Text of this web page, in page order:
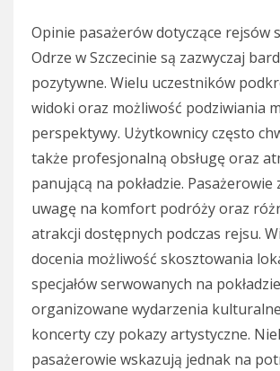
Opinie pasażerów dotyczące rejsów
Odrze w Szczecinie są zazwyczaj
pozytywne. Wielu uczestników
widoki oraz możliwość podziwiania
perspektywy. Użytkownicy często
także profesjonalną obsługę oraz
panującą na pokładzie. Pasażerowie
uwagę na komfort podróży oraz
atrakcji dostępnych podczas rejsu.
docenia możliwość skosztowania
specjałów serwowanych na
organizowane wydarzenia
koncerty czy pokazy artystyczne.
pasażerowie wskazują jednak na